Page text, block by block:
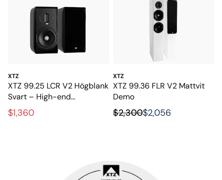
XTZ
XTZ 99.25 LCR V2 Högblank
Svart – High-end
stativhögtalare med extrem
precision
$1,360
XTZ
XTZ 99.36 FLR V2 Mattvit
Demo
$2,300$2,056